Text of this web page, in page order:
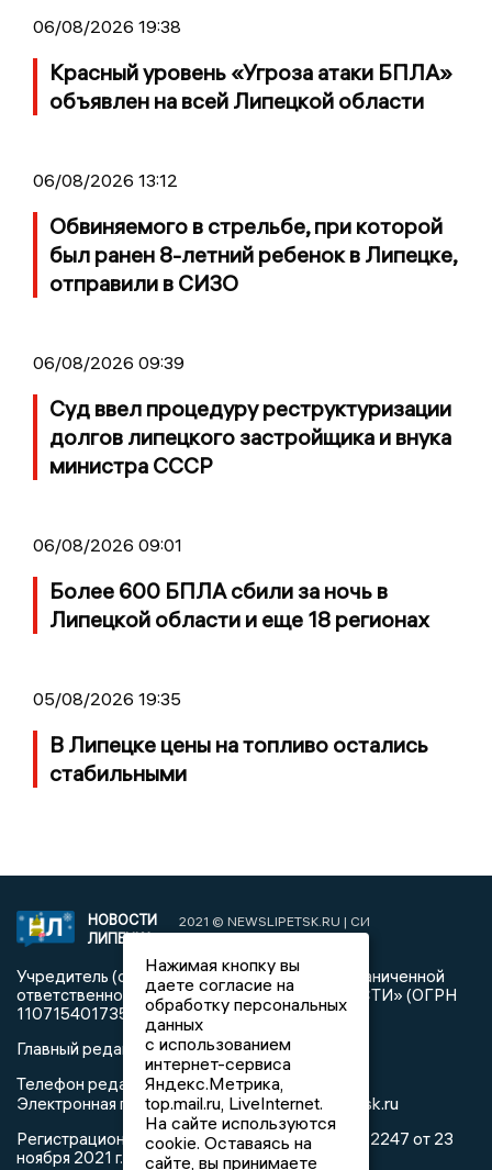
06/08/2026 19:38
Красный уровень «Угроза атаки БПЛА»
объявлен на всей Липецкой области
06/08/2026 13:12
Обвиняемого в стрельбе, при которой
был ранен 8-летний ребенок в Липецке,
отправили в СИЗО
06/08/2026 09:39
Суд ввел процедуру реструктуризации
долгов липецкого застройщика и внука
министра СССР
06/08/2026 09:01
Более 600 БПЛА сбили за ночь в
Липецкой области и еще 18 регионах
05/08/2026 19:35
В Липецке цены на топливо остались
стабильными
НОВОСТИ
ЛИПЕЦКА
2021 © NEWSLIPETSK.RU | СИ
Учредитель (соучредители): Общество с ограниченной
ответственностью «РЕГИОНАЛЬНЫЕ НОВОСТИ» (ОГРН
1107154017354)
Главный редактор: Герцог Е.Г.
Телефон редакции: +7 903 699 9427
Электронная почта редакции:info@newslipetsk.ru
Регистрационный номер: серия Эл № ФС77-82247 от 23
ноября 2021 г. согласно выписке из реестра
Нажимая кнопку вы
даете согласие на
обработку персональных
данных
с использованием
интернет-сервиса
Яндекс.Метрика,
top.mail.ru, LiveInternet.
На сайте используются
cookie. Оставаясь на
сайте, вы принимаете